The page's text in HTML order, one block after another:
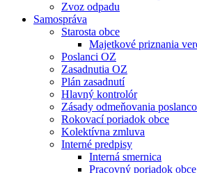
Zvoz odpadu
Samospráva
Starosta obce
Majetkové priznania
Poslanci OZ
Zasadnutia OZ
Plán zasadnutí
Hlavný kontrolór
Zásady odmeňovania
Rokovací poriadok obce
Kolektívna zmluva
Interné predpisy
Interná smernica
Pracovný poriadok obce